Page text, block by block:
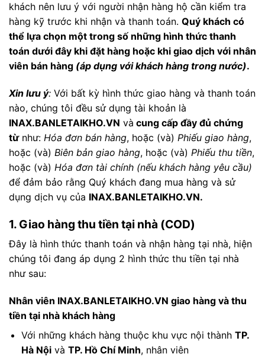
khách nên lưu ý với người nhận hàng hộ cần kiểm tra
hàng kỹ trước khi nhận và thanh toán. Quý khách có
thể lựa chọn một trong số những hình thức thanh
toán dưới đây khi đặt hàng hoặc khi giao dịch với nhân
viên bán hàng (áp dụng với khách hàng trong nước).
Xin lưu ý: Với bất kỳ hình thức giao hàng và thanh toán
nào, chúng tôi đều sử dụng tài khoản là
INAX.BANLETAIKHO.VN và cung cấp đầy đủ chứng
từnhư: Hóa đơn bán hàng, hoặc (và) Phiếu giao hàng,
hoặc (và) Biên bản giao hàng, hoặc (và) Phiếu thu tiền,
hoặc (và) Hóa đơn tài chính (nếu khách hàng yêu cầu)
để đảm bảo rằng Quý khách đang mua hàng và sử
dụng dịch vụ của INAX.BANLETAIKHO.VN.
1. Giao hàng thu tiền tại nhà (COD)
Đây là hình thức thanh toán và nhận hàng tại nhà, hiện
chúng tôi đang áp dụng 2 hình thức thu tiền tại nhà
như sau:
Nhân viên INAX.BANLETAIKHO.VN giao hàng và thu
tiền tại nhà khách hàng
Với những khách hàng thuộc khu vực nội thành TP.
Hà Nộivà TP. Hồ Chí Minh, nhân viên